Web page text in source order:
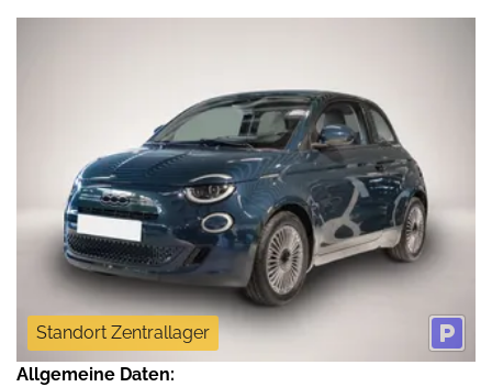
Standort Zentrallager
Allgemeine Daten: